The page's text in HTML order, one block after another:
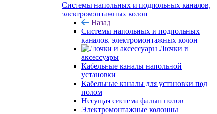
Системы напольных и подпольных каналов,
электромонтажных колон
Назад
Системы напольных и подпольных
каналов, электромонтажных колон
Лючки и
аксессуары
Кабельные каналы напольной
установки
Кабельные каналы для установки под
полом
Несущая система фальш полов
Электромонтажные колонны